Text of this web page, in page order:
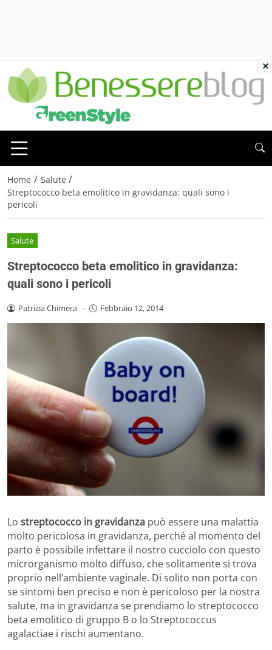
Home / Salute /
Streptococco beta emolitico in gravidanza: quali sono i
pericoli
Salute
Streptococco beta emolitico in gravidanza:
quali sono i pericoli
Patrizia Chimera - Febbraio 12, 2014
Lo streptococco in gravidanza può essere una malattia
molto pericolosa in gravidanza, perché al momento del
parto è possibile infettare il nostro cucciolo con questo
microrganismo molto diffuso, che solitamente si trova
proprio nell’ambiente vaginale. Di solito non porta con
se sintomi ben preciso e non è pericoloso per la nostra
salute, ma in gravidanza se prendiamo lo streptococco
beta emolitico di gruppo B o lo Streptococcus
agalactiae i rischi aumentano.
×